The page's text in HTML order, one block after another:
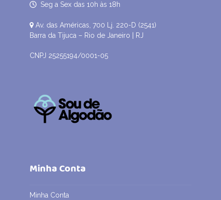
Seg a Sex das 10h às 18h
Av. das Américas, 700 Lj. 220-D (2541)
Barra da Tijuca – Rio de Janeiro | RJ
CNPJ 25255194/0001-05
Minha Conta
Minha Conta